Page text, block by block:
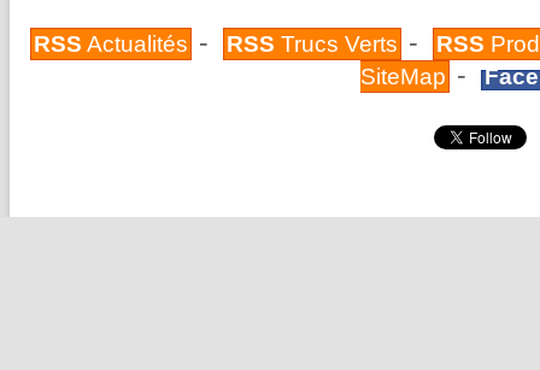
RSS Actualités - RSS Trucs Verts - RSS
SiteMap -